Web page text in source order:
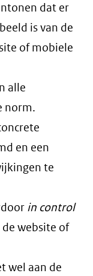
dat er
is van de
of mobiele
alle
norm.
en een
te
in control
website of
wel aan de